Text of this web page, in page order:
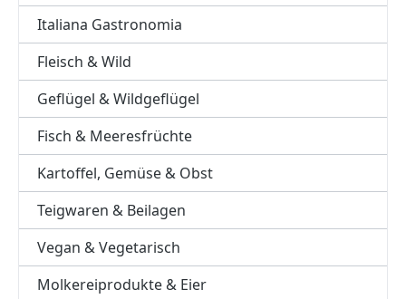
Italiana Gastronomia
Fleisch & Wild
Geflügel & Wildgeflügel
Fisch & Meeresfrüchte
Kartoffel, Gemüse & Obst
Teigwaren & Beilagen
Vegan & Vegetarisch
Molkereiprodukte & Eier